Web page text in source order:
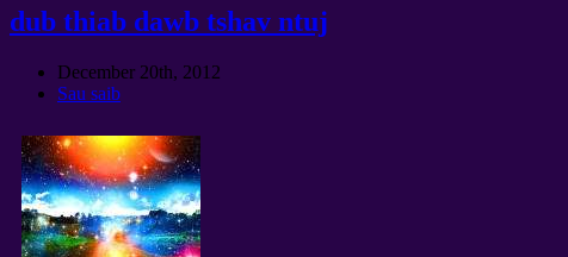
dub thiab dawb tshav ntuj
December 20th, 2012
Sau saib